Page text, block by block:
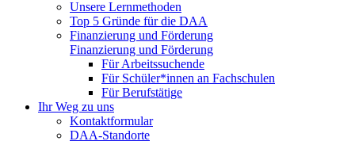
Unsere Lernmethoden
Top 5 Gründe für die DAA
Finanzierung und Förderung
Finanzierung und Förderung
Für Arbeitssuchende
Für Schüler*innen an Fachschulen
Für Berufstätige
Ihr Weg zu uns
Kontaktformular
DAA-Standorte